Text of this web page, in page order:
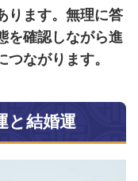
ります。無理に答
を確認しながら進
ながります。
と結婚運